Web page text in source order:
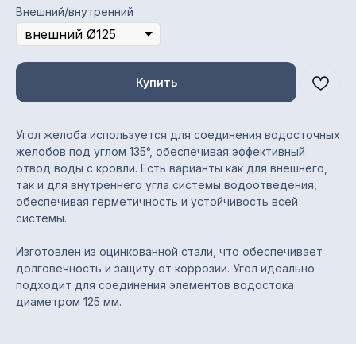
Внешний/внутренний
Купить
Угол желоба используется для соединения водосточных
желобов под углом 135°, обеспечивая эффективный
отвод воды с кровли. Есть варианты как для внешнего,
так и для внутреннего угла системы водоотведения,
обеспечивая герметичность и устойчивость всей
системы.
Изготовлен из оцинкованной стали, что обеспечивает
долговечность и защиту от коррозии. Угол идеально
подходит для соединения элементов водостока
диаметром 125 мм.
Тип элемента: угол желоба
Угол: 135°
Диаметр: Ø125 и 150 мм
Покрытие: оцинкованное
Цвет: цинк
Характеристики